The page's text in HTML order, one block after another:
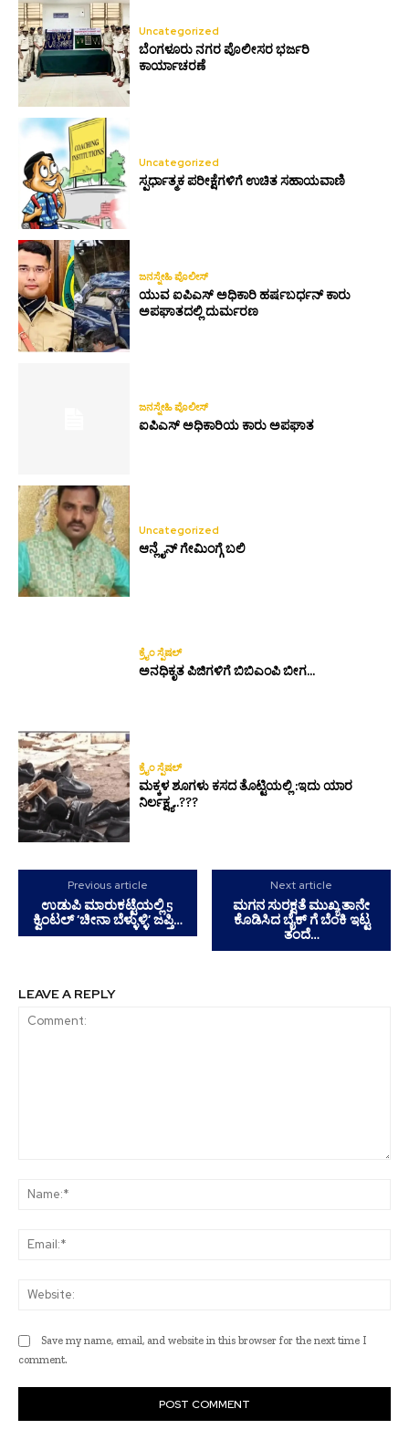
Uncategorized
ಬೆಂಗಳೂರು ನಗರ ಪೊಲೀಸರ ಭರ್ಜರಿ
ಕಾರ್ಯಾಚರಣೆ
Uncategorized
ಸ್ಪರ್ಧಾತ್ಮಕ ಪರೀಕ್ಷೆಗಳಿಗೆ ಉಚಿತ ಸಹಾಯವಾಣಿ
ಜನಸ್ನೇಹಿ ಪೊಲೀಸ್
ಯುವ ಐಪಿಎಸ್ ಅಧಿಕಾರಿ ಹರ್ಷಬರ್ಧನ್ ಕಾರು
ಅಪಘಾತದಲ್ಲಿ ದುರ್ಮರಣ
ಜನಸ್ನೇಹಿ ಪೊಲೀಸ್
ಐಪಿಎಸ್ ಅಧಿಕಾರಿಯ ಕಾರು ಅಪಘಾತ
Uncategorized
ಆನ್ಲೈನ್ ಗೇಮಿಂಗ್ಗೆ ಬಲಿ
ಕ್ರೈಂ ಸ್ಪೆಷಲ್
ಅನಧಿಕೃತ ಪಿಜಿಗಳಿಗೆ ಬಿಬಿಎಂಪಿ ಬೀಗ…
ಕ್ರೈಂ ಸ್ಪೆಷಲ್
ಮಕ್ಕಳ ಶೂಗಳು ಕಸದ ತೊಟ್ಟಿಯಲ್ಲಿ :ಇದು ಯಾರ
ನಿರ್ಲಕ್ಷ್ಯ..???
Previous article
ಉಡುಪಿ ಮಾರುಕಟ್ಟೆಯಲ್ಲಿ 5
ಕ್ವಿಂಟಲ್ ‘ಚೀನಾ ಬೆಳ್ಳುಳ್ಳಿ’ ಜಪ್ತಿ…
Next article
ಮಗನ ಸುರಕ್ಷತೆ ಮುಖ್ಯ ತಾನೇ
ಕೊಡಿಸಿದ ಬೈಕ್ ಗೆ ಬೆಂಕಿ ಇಟ್ಟ
ತಂದೆ…
LEAVE A REPLY
Save my name, email, and website in this browser for the next time I
comment.